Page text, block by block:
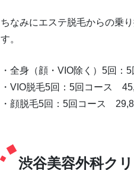
ちなみにエステ脱毛からの乗
す。
・全身（顔・VIO除く）5回
・VIO脱毛5回：5回コース
・顔脱毛5回：5回コース
渋谷美容外科ク